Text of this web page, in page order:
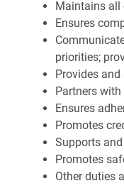
Maintains all
Ensures
priorities;
Provides
Partners
Ensures
Promotes
Supports
Promotes
Other duties